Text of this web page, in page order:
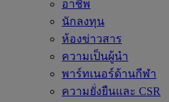
อาชีพ
นักลงทุน
ห้องข่าวสาร
ความเป็นผู้นำ
พาร์ทเนอร์ด้านกีฬา
ความยั่งยืนและ CSR